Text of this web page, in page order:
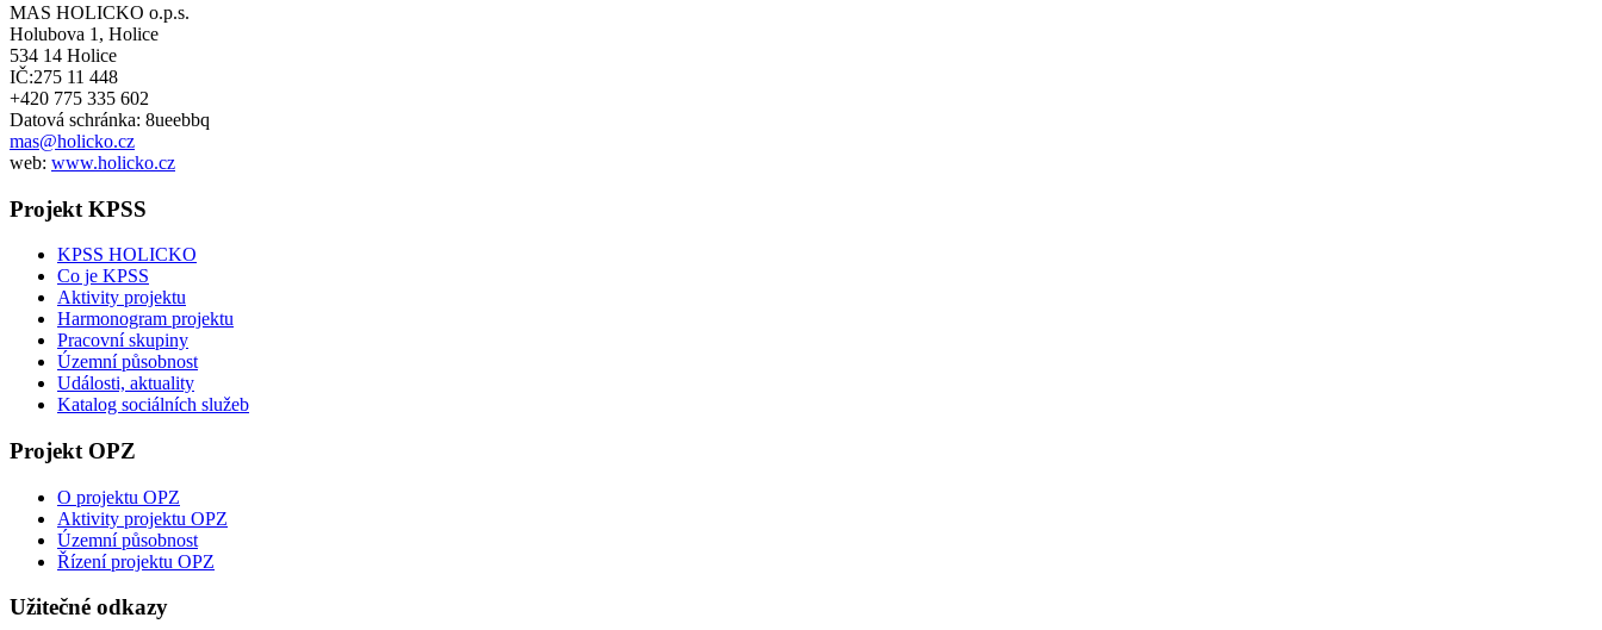
MAS HOLICKO o.p.s.
Holubova 1, Holice
534 14 Holice
IČ:275 11 448
+420 775 335 602
Datová schránka: 8ueebbq
mas@holicko.cz
web: www.holicko.cz
Projekt KPSS
KPSS HOLICKO
Co je KPSS
Aktivity projektu
Harmonogram projektu
Pracovní skupiny
Územní působnost
Události, aktuality
Katalog sociálních služeb
Projekt OPZ
O projektu OPZ
Aktivity projektu OPZ
Územní působnost
Řízení projektu OPZ
Užitečné odkazy